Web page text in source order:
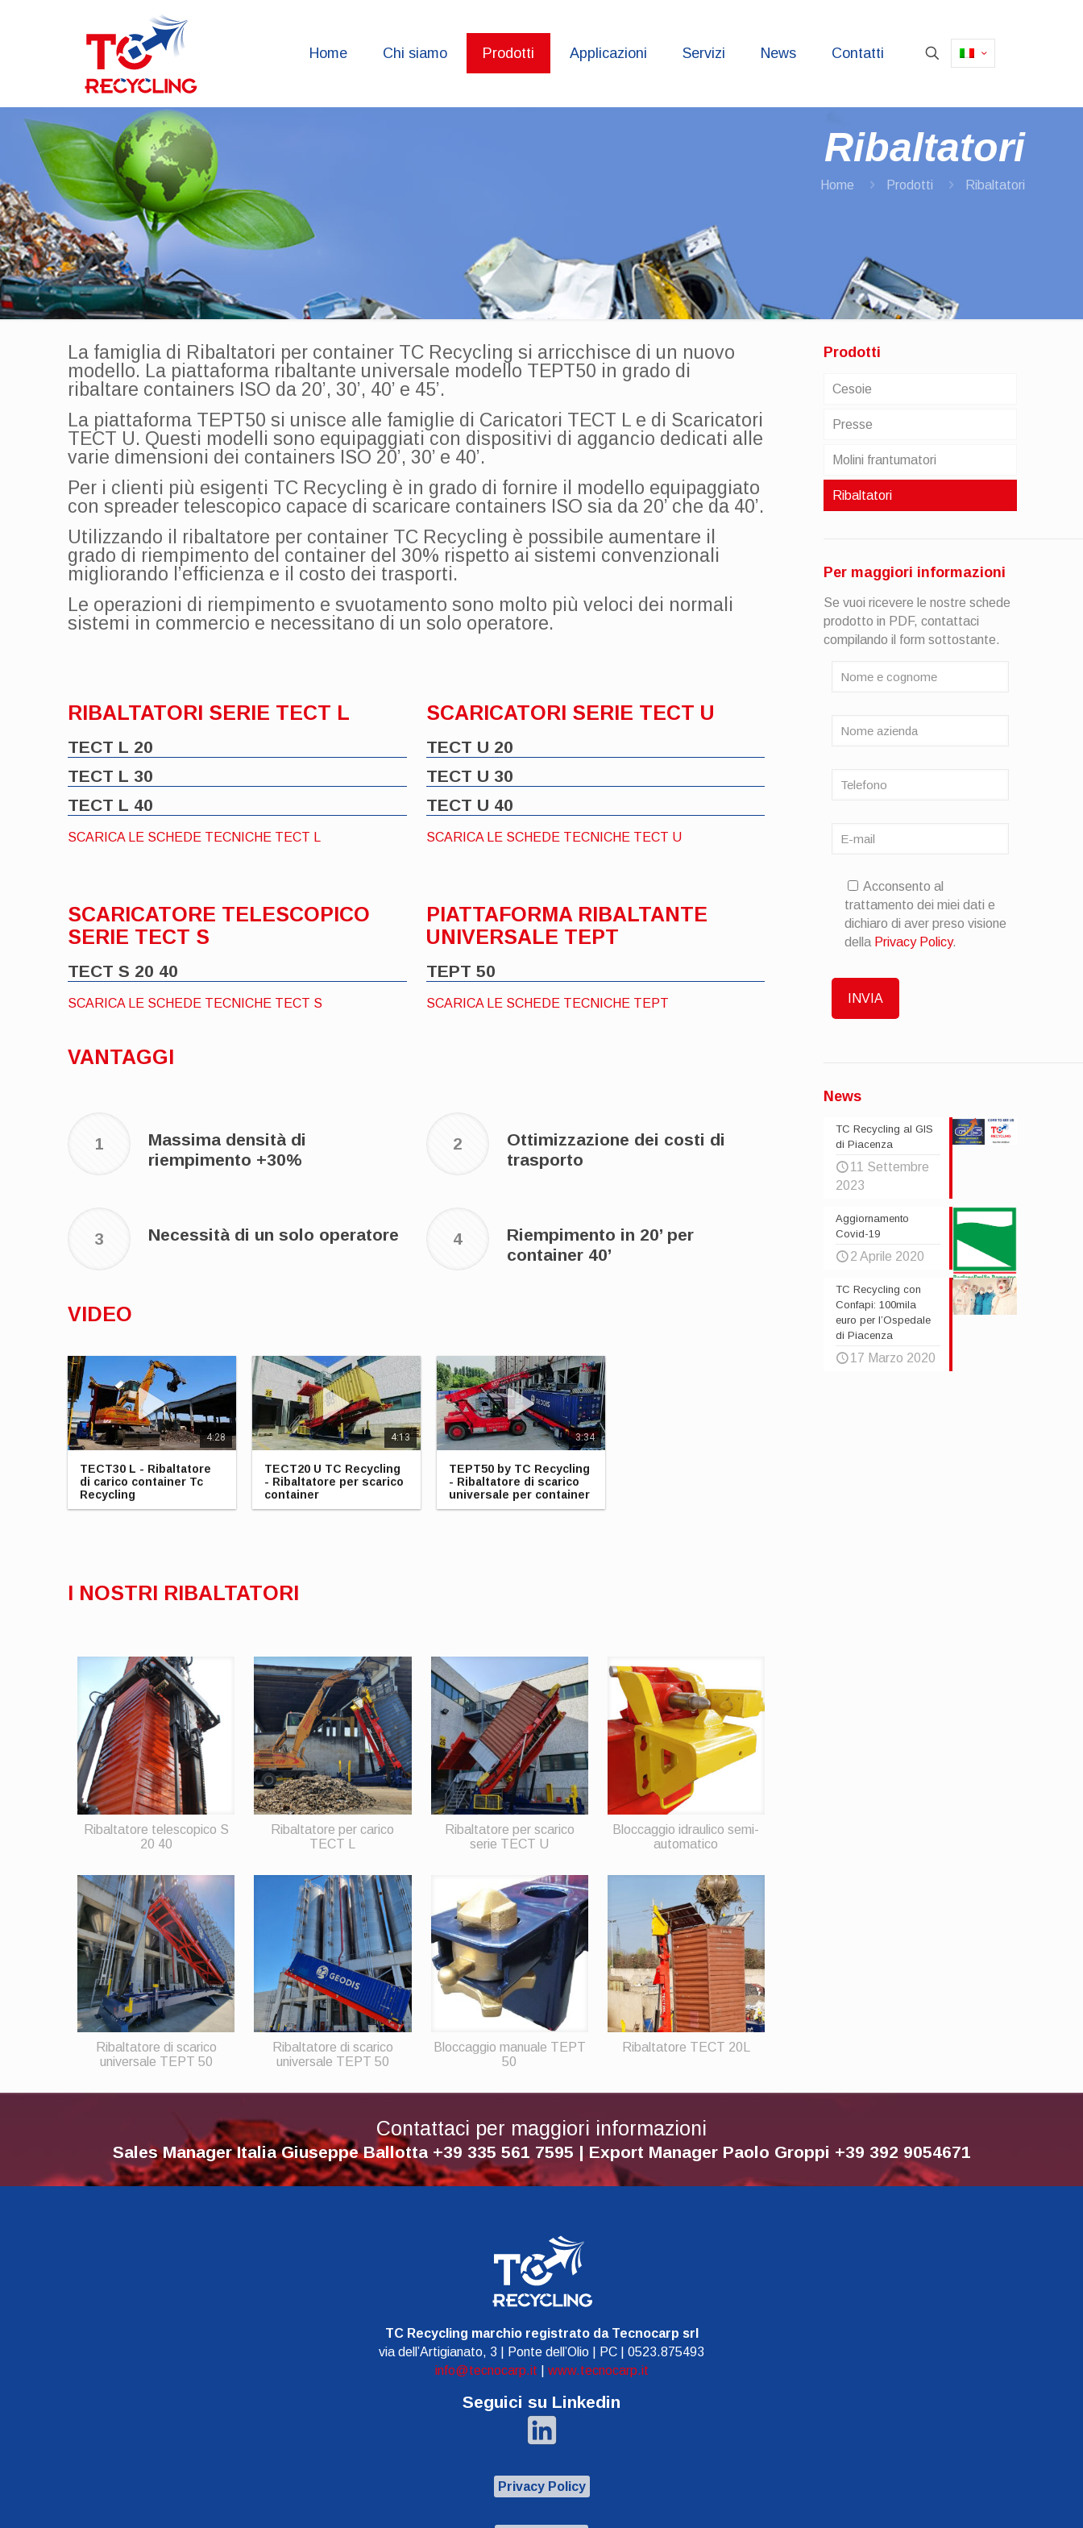
Home Chi siamo Prodotti Applicazioni Servizi News Contatti
Ribaltatori
Home Prodotti Ribaltatori
La famiglia di Ribaltatori per container TC Recycling si arricchisce di un nuovo
modello. La piattaforma ribaltante universale modello TEPT50 in grado di
ribaltare containers ISO da 20’, 30’, 40’ e 45’.
La piattaforma TEPT50 si unisce alle famiglie di Caricatori TECT L e di Scaricatori
TECT U. Questi modelli sono equipaggiati con dispositivi di aggancio dedicati alle
varie dimensioni dei containers ISO 20’, 30’ e 40’.
Per i clienti più esigenti TC Recycling è in grado di fornire il modello equipaggiato
con spreader telescopico capace di scaricare containers ISO sia da 20’ che da 40’.
Utilizzando il ribaltatore per container TC Recycling è possibile aumentare il
grado di riempimento del container del 30% rispetto ai sistemi convenzionali
migliorando l’efficienza e il costo dei trasporti.
Le operazioni di riempimento e svuotamento sono molto più veloci dei normali
sistemi in commercio e necessitano di un solo operatore.
RIBALTATORI SERIE TECT L
TECT L 20
TECT L 30
TECT L 40
SCARICA LE SCHEDE TECNICHE TECT L
SCARICATORI SERIE TECT U
TECT U 20
TECT U 30
TECT U 40
SCARICA LE SCHEDE TECNICHE TECT U
SCARICATORE TELESCOPICO
SERIE TECT S
TECT S 20 40
SCARICA LE SCHEDE TECNICHE TECT S
PIATTAFORMA RIBALTANTE
UNIVERSALE TEPT
TEPT 50
SCARICA LE SCHEDE TECNICHE TEPT
VANTAGGI
1
Massima densità di
riempimento +30%
2
Ottimizzazione dei costi di
trasporto
3 Necessità di un solo operatore 4
Riempimento in 20’ per
container 40’
VIDEO
4:28
TECT30 L - Ribaltatore
di carico container Tc
Recycling
4:13
TECT20 U TC Recycling
- Ribaltatore per scarico
container
3:34
TEPT50 by TC Recycling
- Ribaltatore di scarico
universale per container
I NOSTRI RIBALTATORI
Ribaltatore telescopico S
20 40
Ribaltatore per carico
TECT L
Ribaltatore per scarico
serie TECT U
Bloccaggio idraulico semi-
automatico
Ribaltatore di scarico
universale TEPT 50
Ribaltatore di scarico
universale TEPT 50
Bloccaggio manuale TEPT
50
Ribaltatore TECT 20L
Prodotti
Cesoie
Presse
Molini frantumatori
Ribaltatori
Per maggiori informazioni
Se vuoi ricevere le nostre schede
prodotto in PDF, contattaci
compilando il form sottostante.
Acconsento al
trattamento dei miei dati e
dichiaro di aver preso visione
della Privacy Policy.
News
TC Recycling al GIS
di Piacenza
11 Settembre
2023
Aggiornamento
Covid-19
2 Aprile 2020
TC Recycling con
Confapi: 100mila
euro per l’Ospedale
di Piacenza
17 Marzo 2020
Contattaci per maggiori informazioni
Sales Manager Italia Giuseppe Ballotta +39 335 561 7595 | Export Manager Paolo Groppi +39 392 9054671
TC Recycling marchio registrato da Tecnocarp srl
via dell’Artigianato, 3 | Ponte dell’Olio | PC | 0523.875493
info@tecnocarp.it
www.tecnocarp.it
Seguici su Linkedin
Privacy Policy